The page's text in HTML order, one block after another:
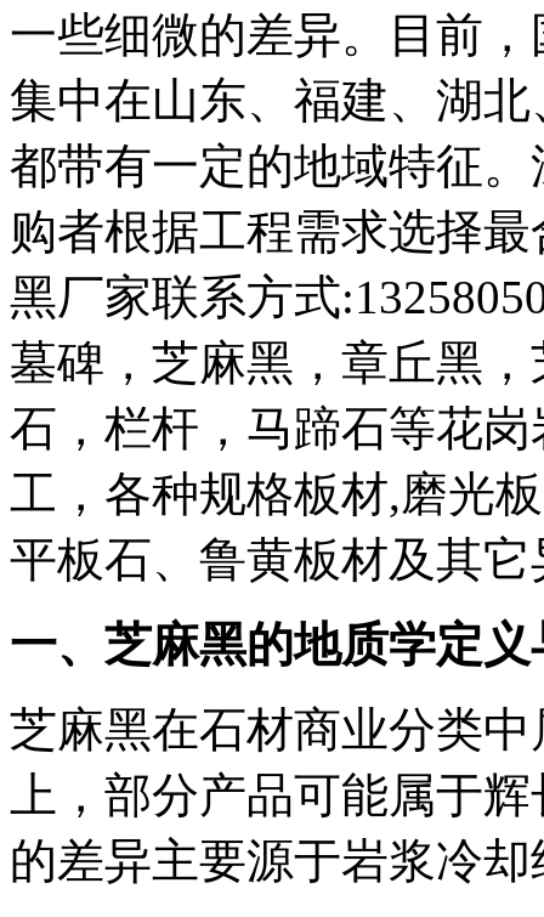
一些细微的差异。目前
集中在山东、福建、湖
都带有一定的地域特征
购者根据工程需求选择
黑厂家联系方式
墓碑，芝麻黑，章丘黑
石，栏杆，马蹄石等花
工，各种规格板材,磨光
平板石、鲁黄板材及其
一、芝麻黑的地质学定义
芝麻黑在石材商业分类
上，部分产品可能属于
的差异主要源于岩浆冷